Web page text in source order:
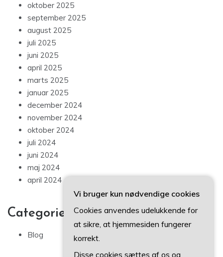
oktober 2025
september 2025
august 2025
juli 2025
juni 2025
april 2025
marts 2025
januar 2025
december 2024
november 2024
oktober 2024
juli 2024
juni 2024
maj 2024
april 2024
Categories
Blog
Vi bruger kun nødvendige cookies
Cookies anvendes udelukkende for
at sikre, at hjemmesiden fungerer
korrekt.
Disse cookies sættes af os og